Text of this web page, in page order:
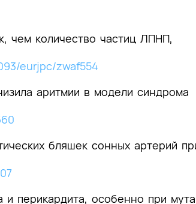
чем количество частиц ЛПНП,
eurjpc/zwaf554
аритмии в модели синдрома
бляшек сонных артерий
перикардита, особенно при